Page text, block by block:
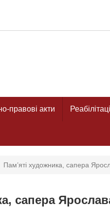
правові акти
Пам’яті художника, сапера
сапера